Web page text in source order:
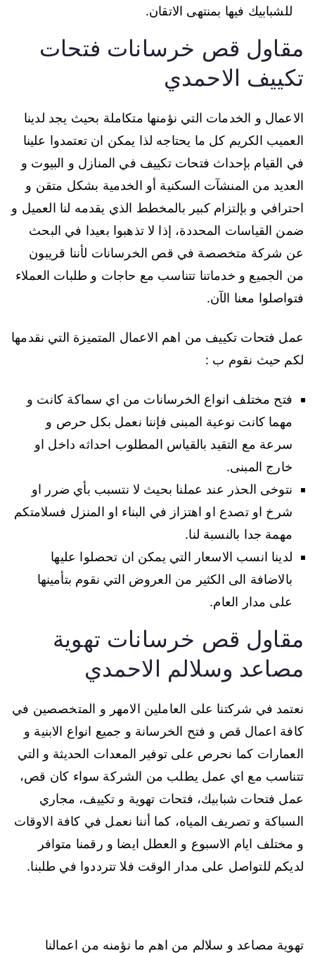
للشبابيك فيها بمنتهى الاتقان.
مقاول قص خرسانات فتحات
تكييف الاحمدي
الاعمال و الخدمات التي نؤمنها متكاملة بحيث يجد لدينا
العميب الكريم كل ما يحتاجه لذا يمكن ان تعتمدوا علينا
في القيام بإحداث فتحات تكييف في المنازل و البيوت و
العديد من المنشآت السكنية أو الخدمية بشكل متقن و
احترافي و بإلتزام كبير بالمخطط الذي يقدمه لنا العميل و
ضمن القياسات المحددة، إذا لا تذهبوا بعيدا في البحث
عن شركة متخصصة في قص الخرسانات لأننا قريبون
من الجميع و خدماتنا تتناسب مع حاجات و طلبات العملاء
فتواصلوا معنا الآن.
عمل فتحات تكييف من اهم الاعمال المتميزة التي نقدمها
لكم حيث نقوم ب :
فتح مختلف انواع الخرسانات من اي سماكة كانت و
مهما كانت نوعية المبنى فإننا نعمل بكل حرص و
سرعة مع التقيد بالقياس المطلوب احداثه داخل او
خارج المبنى.
نتوخى الحذر عند عملنا بحيث لا نتسبب بأي ضرر او
شرخ او تصدع او اهتزاز في البناء او المنزل فسلامتكم
مهمة جدا بالنسبة لنا.
لدينا انسب الاسعار التي يمكن ان تحصلوا عليها
بالاضافة الى الكثير من العروض التي نقوم بتأمينها
على مدار العام.
مقاول قص خرسانات تهوية
مصاعد وسلالم الاحمدي
نعتمد في شركتنا على العاملين الامهر و المتخصصين في
كافة اعمال قص و فتح الخرسانة و جميع انواع الابنية و
العمارات كما نحرص على توفير المعدات الحديثة و التي
تتناسب مع اي عمل يطلب من الشركة سواء كان قص،
عمل فتحات شبابيك، فتحات تهوية و تكييف، مجاري
السباكة و تصريف المياه، كما أننا نعمل في كافة الاوقات
و مختلف ايام الاسبوع و العطل ايضا و رقمنا متوافر
لديكم للتواصل على مدار الوقت فلا تترددوا في طلبنا.
تهوية مصاعد و سلالم من اهم ما نؤمنه من اعمالنا